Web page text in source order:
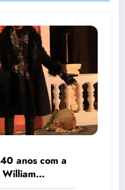
anos com a
William